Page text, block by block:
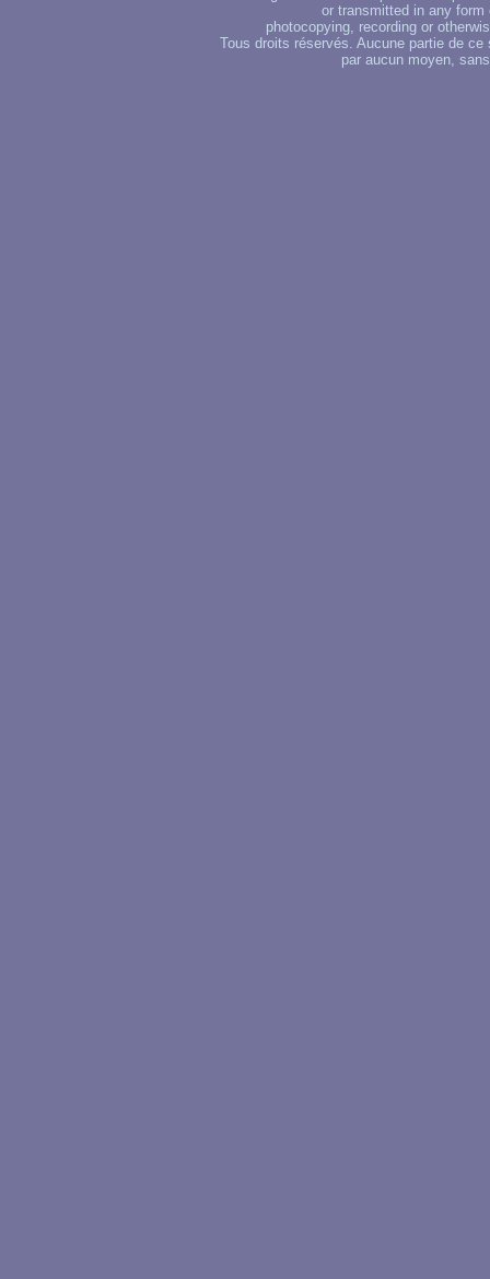
or transmitted in any
photocopying, recording or
Tous droits réservés. Aucune partie de
par aucun moyen,